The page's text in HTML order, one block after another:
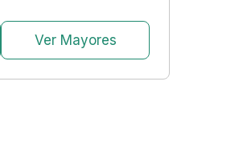
Ver Mayores